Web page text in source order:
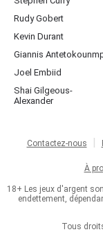
Rudy Gobert
Kevin Durant
Giannis
Joel Embiid
Shai Gilgeous-
Alexander
Contactez-nous
À
18+ Les jeux d'argent
endettement,
Tous